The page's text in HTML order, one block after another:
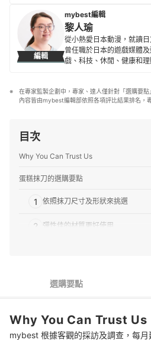
趣。 幾年前，因緣際會接
物飲食」，本身就很喜愛
正式開啟了純素人生。在
者有更多的選擇，並在
全植物能量點心》。透過
料理，也能夠更了解食物
編輯
mybest編輯
黎人瑜
從小熱愛日本動漫，就讀
曾任職於日本的遊戲媒體
戲、科技、休閒、健康和
以確保資訊正確性為最優
黎人瑜的簡介
在專家監製企劃中，專家、達人僅針對「選購要
內容皆由mybest編輯部依照各項評比結果排名，
目次
Why You Can Trust Us
蛋糕抹刀的選購要點
1 依照抹刀尺寸及形狀來挑選
2 彈性佳的材質更好使用
專家解惑！選購蛋糕抹刀的常見問題
Q：抹出漂亮蛋糕表面的技巧？
選購要點
Why You Can Trust Us
mybest 根據客觀的採訪及調查，每